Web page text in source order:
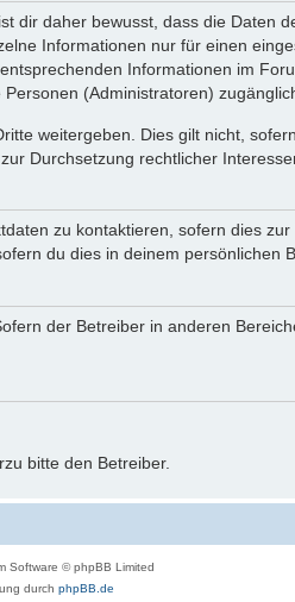
dir daher bewusst, dass die Daten
Informationen nur für einen
Informationen im
(Administratoren)
weitergeben. Dies gilt nicht,
Durchsetzung rechtlicher
zu kontaktieren, sofern dies
du dies in deinem persönlichen
der Betreiber in anderen
bitte den Betreiber.
Software © phpBB Limited
durch phpBB.de